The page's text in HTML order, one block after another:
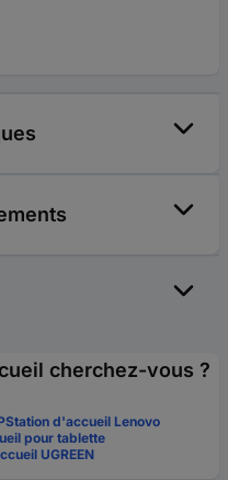
cherchez-vous ?
Station d'accueil Lenovo
pour tablette
UGREEN